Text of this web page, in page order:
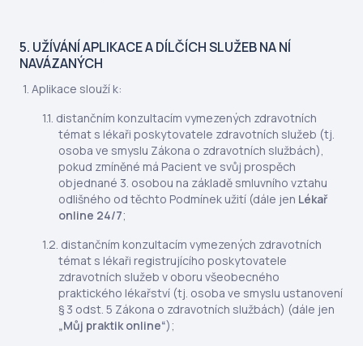
5. UŽÍVÁNÍ APLIKACE A DÍLČÍCH SLUŽEB NA NÍ
NAVÁZANÝCH
Aplikace slouží k:
distančním konzultacím vymezených zdravotních
témat s lékaři poskytovatele zdravotních služeb (tj.
osoba ve smyslu Zákona o zdravotních službách),
pokud zmíněné má Pacient ve svůj prospěch
objednané 3. osobou na základě smluvního vztahu
odlišného od těchto Podmínek užití (dále jen Lékař
online 24/7;
distančním konzultacím vymezených zdravotních
témat s lékaři registrujícího poskytovatele
zdravotních služeb v oboru všeobecného
praktického lékařství (tj. osoba ve smyslu ustanovení
§ 3 odst. 5 Zákona o zdravotních službách) (dále jen
„Můj praktik online“);